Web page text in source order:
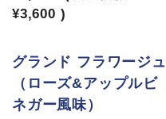
¥3,600 )
グランド フラワージュ
（ローズ&アップルビ
ネガー風味）